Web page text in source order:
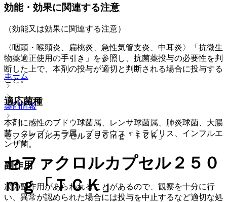
効能・効果に関連する注意
（効能又は効果に関連する注意）
〈咽頭・喉頭炎、扁桃炎、急性気管支炎、中耳炎〉「抗微生
物薬適正使用の手引き」を参照し、抗菌薬投与の必要性を判
断した上で、本剤の投与が適切と判断される場合に投与する
こと。
適応菌種
本剤に感性のブドウ球菌属、レンサ球菌属、肺炎球菌、大腸
菌、クレブシエラ属、プロテウス・ミラビリス、インフルエ
ンザ菌。
副作用
次の副作用があらわれることがあるので、観察を十分に行
い、異常が認められた場合には投与を中止するなど適切な処
ホーム
薬剤情報
セファクロルカプセル２５０ｍｇ「ＴＣＫ」
セファクロルカプセル２５０
ｍｇ「ＴＣＫ」